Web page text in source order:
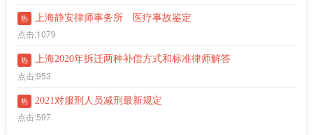
热 上海静安律师事务所 医疗事故鉴定
点击:1079
热 上海2020年拆迁两种补偿方式和标准律师解答
点击:953
热 2021对服刑人员减刑最新规定
点击:597